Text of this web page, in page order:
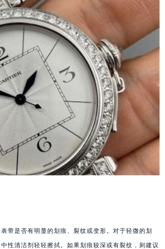
带是否有明显的划痕、裂纹或变形。对于轻微的划
性清洁剂轻轻擦拭。如果划痕较深或有裂纹，则建议